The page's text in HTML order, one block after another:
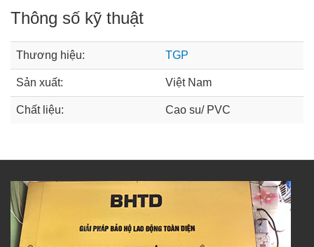
Thông số kỹ thuật
Thương hiệu: TGP
Sản xuất: Việt Nam
Chất liệu: Cao su/ PVC